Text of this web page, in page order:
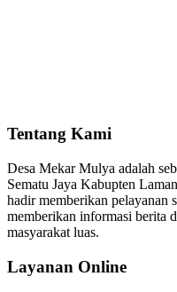
Tentang Kami
Desa Mekar Mulya adalah
Sematu Jaya Kabupten
hadir memberikan pelayanan
memberikan informasi berita
masyarakat luas.
Layanan Online